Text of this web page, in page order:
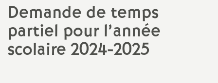
t
Demande de temps
partiel pour l’année
scolaire 2024-2025